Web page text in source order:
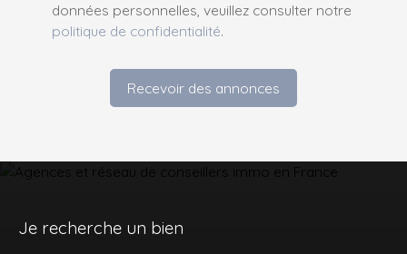
données personnelles, veuillez consulter notre
politique de confidentialité.
Recevoir des annonces
Je recherche un bien